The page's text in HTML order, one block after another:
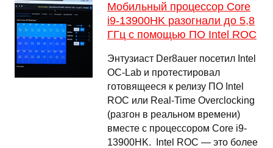
Мобильный процессор Core
i9-13900HK разогнали до 5,8
ГГц с помощью ПО Intel ROC
Энтузиаст Der8auer посетил Intel
OC-Lab и протестировал
готовящееся к релизу ПО Intel
ROC или Real-Time Overclocking
(разгон в реальном времени)
вместе с процессором Core i9-
13900HK. Intel ROC — это более